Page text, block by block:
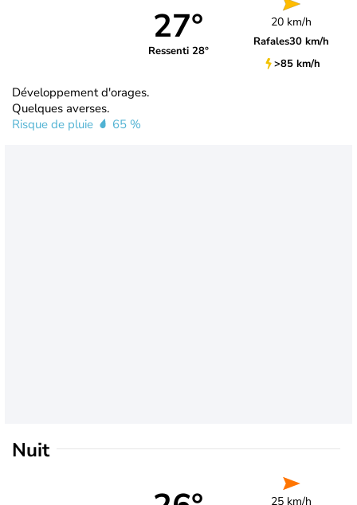
27°
Ressenti 28°
20 km/h
Rafales30 km/h
>85 km/h
Développement d'orages.
Quelques averses.
Risque de pluie
65 %
Nuit
25 km/h